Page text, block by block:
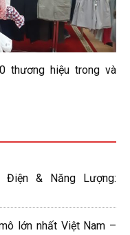
thương hiệu trong và
& Năng Lượng:
lớn nhất Việt Nam –